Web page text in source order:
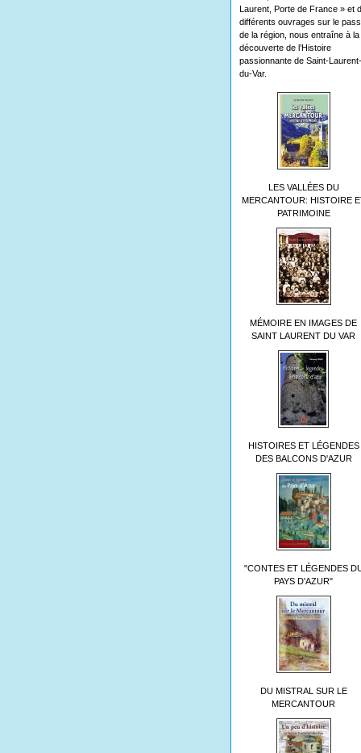
Laurent, Porte de France » et
différents ouvrages sur le
de la région, nous entraîne à la
découverte de l’Histoire
passionnante de Saint-Laurent-
du-Var.
LES VALLÉES DU
MERCANTOUR: HISTOIRE
PATRIMOINE
MÉMOIRE EN IMAGES DE
SAINT LAURENT DU VAR
HISTOIRES ET LÉGENDES
DES BALCONS D'AZUR
"CONTES ET LÉGENDES
PAYS D'AZUR"
DU MISTRAL SUR LE
MERCANTOUR